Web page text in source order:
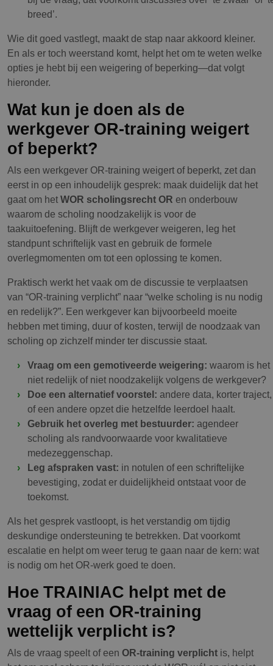
breed’.
Wie dit goed vastlegt, maakt de stap naar akkoord kleiner.
En als er toch weerstand komt, helpt het om te weten welke
opties je hebt bij een weigering of beperking—dat volgt
hieronder.
Wat kun je doen als de
werkgever OR-training weigert
of beperkt?
Als een werkgever OR-training weigert of beperkt, zet dan
eerst in op een inhoudelijk gesprek: maak duidelijk dat het
gaat om hetWOR scholingsrecht OR en onderbouw
waarom de scholing noodzakelijk is voor de
taakuitoefening. Blijft de werkgever weigeren, leg het
standpunt schriftelijk vast en gebruik de formele
overlegmomenten om tot een oplossing te komen.
Praktisch werkt het vaak om de discussie te verplaatsen
van “OR-training verplicht” naar “welke scholing is nu nodig
en redelijk?”. Een werkgever kan bijvoorbeeld moeite
hebben met timing, duur of kosten, terwijl de noodzaak van
scholing op zichzelf minder ter discussie staat.
Vraag om een gemotiveerde weigering: waarom is het
niet redelijk of niet noodzakelijk volgens de werkgever?
Doe een alternatief voorstel: andere data, korter traject,
of een andere opzet die hetzelfde leerdoel haalt.
Gebruik het overleg met bestuurder: agendeer
scholing als randvoorwaarde voor kwalitatieve
medezeggenschap.
Leg afspraken vast: in notulen of een schriftelijke
bevestiging, zodat er duidelijkheid ontstaat voor de
toekomst.
Als het gesprek vastloopt, is het verstandig om tijdig
deskundige ondersteuning te betrekken. Dat voorkomt
escalatie en helpt om weer terug te gaan naar de kern: wat
is nodig om het OR-werk goed te doen.
Hoe TRAINIAC helpt met de
vraag of een OR-training
wettelijk verplicht is?
Als de vraag speelt of een OR-training verplicht is, helpt